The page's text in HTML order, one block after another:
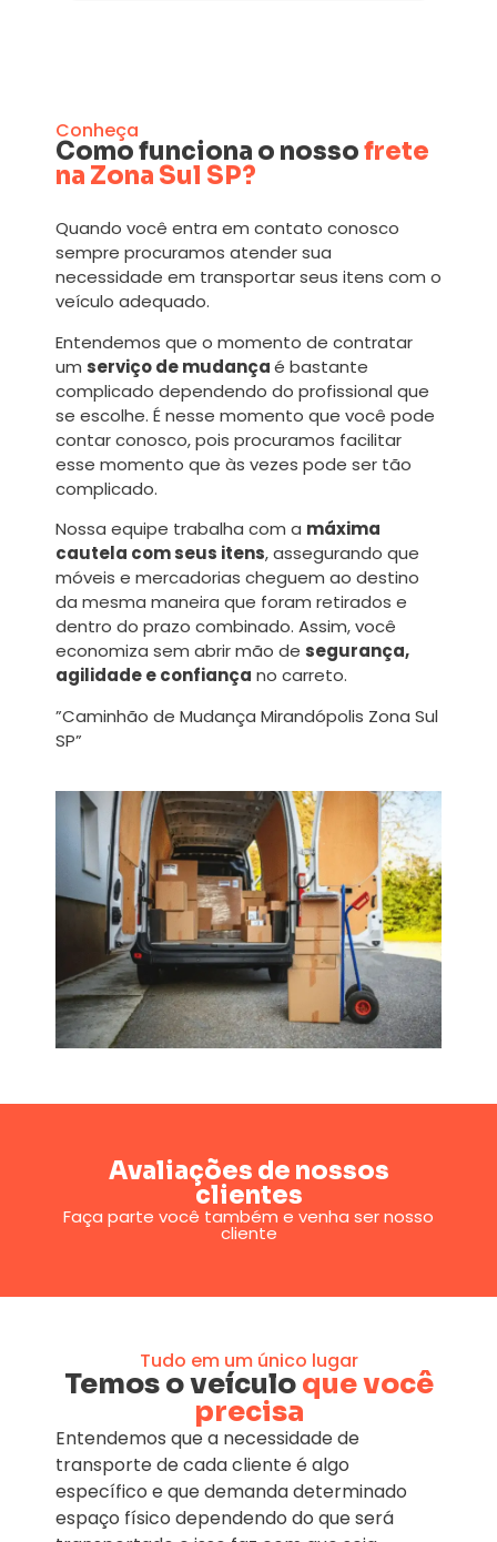
Conheça
Como funciona o nossofrete
na Zona Sul SP?
Quando você entra em contato conosco
sempre procuramos atender sua
necessidade em transportar seus itens com o
veículo adequado.
Entendemos que o momento de contratar
um serviço de mudançaé bastante
complicado dependendo do profissional que
se escolhe. É nesse momento que você pode
contar conosco, pois procuramos facilitar
esse momento que às vezes pode ser tão
complicado.
Nossa equipe trabalha com a máxima
cautela com seus itens, assegurando que
móveis e mercadorias cheguem ao destino
da mesma maneira que foram retirados e
dentro do prazo combinado. Assim, você
economiza sem abrir mão de segurança,
agilidade e confiança no carreto.
”Caminhão de Mudança Mirandópolis Zona Sul
SP”
Avaliações de nossos
clientes
Faça parte você também e venha ser nosso
cliente
Tudo em um único lugar
Temos o veículoque você
precisa
Entendemos que a necessidade de
transporte de cada cliente é algo
específico e que demanda determinado
espaço físico dependendo do que será